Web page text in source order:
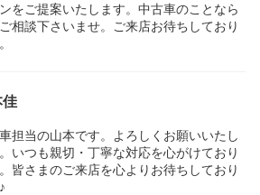
をご提案いたします。中古車のことなら
相談下さいませ。ご来店お待ちしており
佳
担当の山本です。よろしくお願いいたし
いつも親切・丁寧な対応を心がけており
皆さまのご来店を心よりお待ちしており